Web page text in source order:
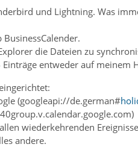
und Lightning. Was
die Dateien zu
Einträge entweder auf
(googleapi://de.german#
wiederkehrenden
andere.